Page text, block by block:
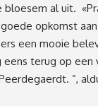
al uit.
opkomst
een mooie
eens terug op een
”,